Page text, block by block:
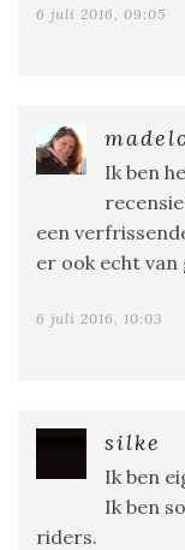
6 juli 2016, 09:05
Ik ben
een
er ook echt van
6 juli 2016, 10:03
silke
Ik ben
Ik ben
riders.